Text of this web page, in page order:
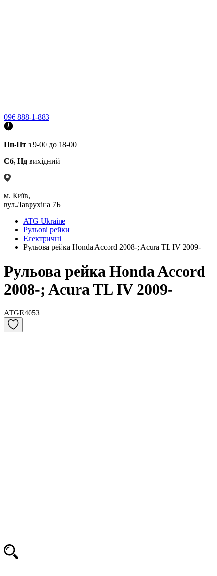
096 888-1-883
Пн-Пт з 9-00 до 18-00
Сб, Нд вихідний
м. Київ,
вул.Лаврухіна 7Б
ATG Ukraine
Рульові рейки
Електричні
Рульова рейка Honda Accord 2008-; Acura TL IV 2009-
Рульова рейка Honda Accord
2008-; Acura TL IV 2009-
ATGE4053